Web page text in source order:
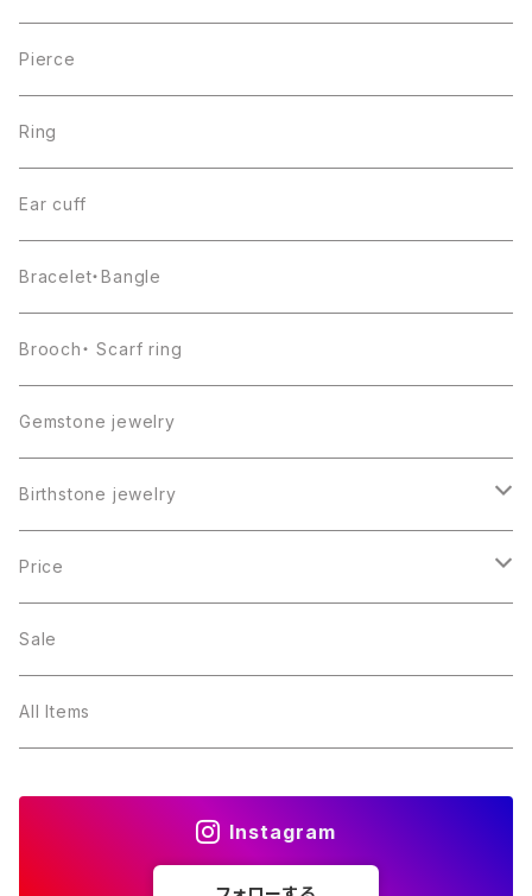
Pierce
Ring
Ear cuff
Bracelet・Bangle
Brooch・ Scarf ring
Gemstone jewelry
Birthstone jewelry
１月・ガーネット
２月・アメジスト
３月・アクアマリン
Price
～5000円
～10000円
Sale
All Items
Instagram